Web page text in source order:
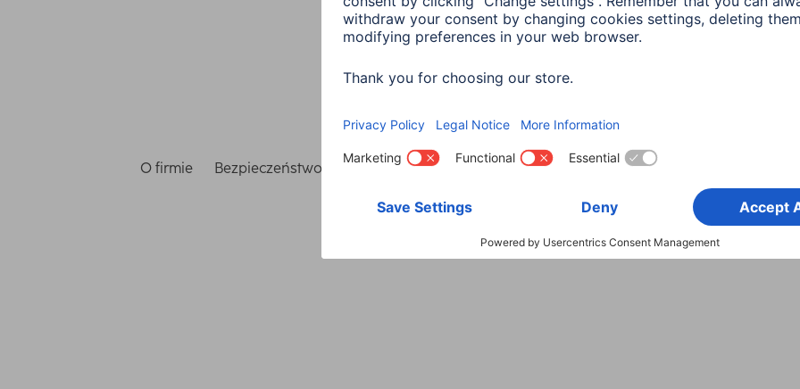
Wybierz kraj
O firmie Bezpieczeństwo i ochrona danych Warunki gwarancji Deklaracje zgodności